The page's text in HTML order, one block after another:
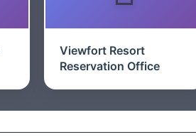
Viewfort Resort
Reservation Office